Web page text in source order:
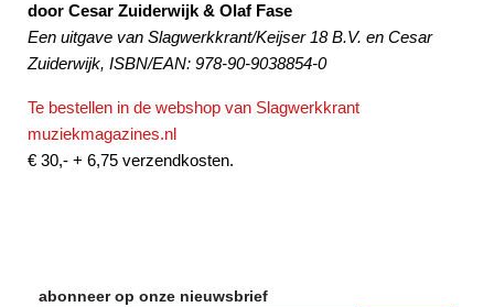
door Cesar Zuiderwijk & Olaf Fase
Een uitgave van Slagwerkkrant/Keijser 18 B.V. en Cesar
Zuiderwijk, ISBN/EAN: 978-90-9038854-0
Te bestellen in de webshop van Slagwerkkrant
muziekmagazines.nl
€ 30,- + 6,75 verzendkosten.
abonneer op onze nieuwsbrief